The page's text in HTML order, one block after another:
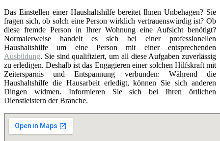
Das Einstellen einer Haushaltshilfe bereitet Ihnen Unbehagen? Sie
fragen sich, ob solch eine Person wirklich vertrauenswürdig ist? Ob
diese fremde Person in Ihrer Wohnung eine Aufsicht benötigt?
Normalerweise handelt es sich bei einer professionellen
Haushaltshilfe um eine Person mit einer entsprechenden
Ausbildung. Sie sind qualifiziert, um all diese Aufgaben zuverlässig
zu erledigen. Deshalb ist das Engagieren einer solchen Hilfskraft mit
Zeitersparnis und Entspannung verbunden: Während die
Haushaltshilfe die Hausarbeit erledigt, können Sie sich anderen
Dingen widmen. Informieren Sie sich bei Ihren örtlichen
Dienstleistern der Branche.